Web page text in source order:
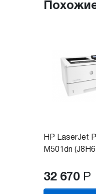
HP LaserJet
M501dn
32 670 Р